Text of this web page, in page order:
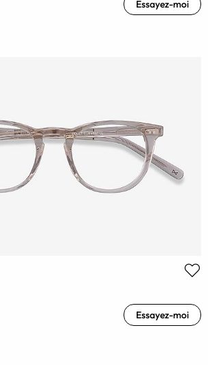
Essayez-moi
Essayez-moi